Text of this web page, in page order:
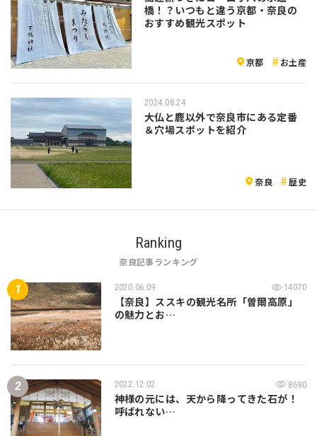
橋！？いつもと違う京都・奈良の
おすすめ観光スポット
京都 お土産
2024.08.24
大仏と鹿以外で奈良市にある定番
＆穴場スポットを紹介
奈良 歴史
Ranking
奈良記事ランキング
2020.06.09 14070
【奈良】ススキの観光名所「曽爾高原」
の魅力とお…
2022.12.02 8690
神様の元には、天から降ってきた石が！
呼ばれない…